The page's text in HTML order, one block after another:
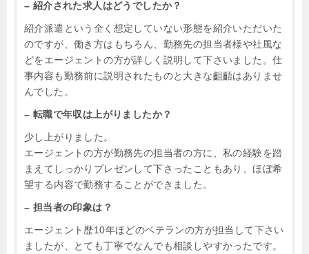
– 紹介された求人はどうでしたか？
紹介派遣という全く想定していない形態を紹介いただいた
のですが、働き方はもちろん、勤務先の担当者様や社風な
どをエージェントの方が詳しく説明して下さいました。仕
事内容も勤務前に説明されたものと大きな齟齬はありませ
んでした。
– 転職で年収は上がりましたか？
少し上がりました。
エージェントの方が勤務先の担当者の方に、私の経験を踏
まえてしっかりプレゼンして下さったこともあり、ほぼ希
望する内容で勤務することができました。
– 担当者の印象は？
エージェント歴10年ほどのベテランの方が担当して下さい
ましたが、とても丁寧でなんでも相談しやすかったです。